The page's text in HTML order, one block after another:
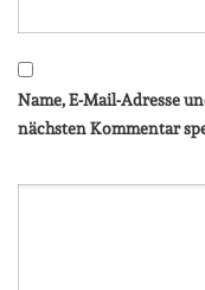
Name, E-Mail-Adresse
nächsten Kommentar